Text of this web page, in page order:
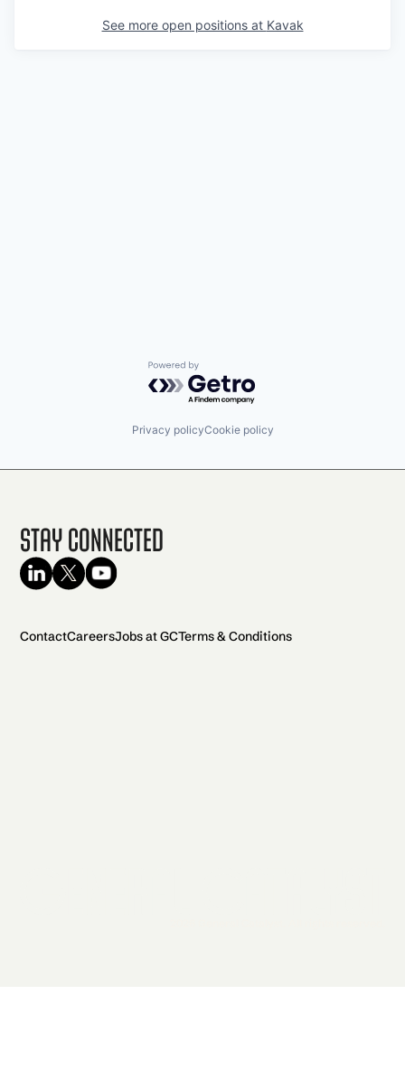
See more open positions at Kavak
Powered by Getro.com
Privacy policyCookie policy
Stay Connected
ContactCareersJobs at GCTerms & Conditions